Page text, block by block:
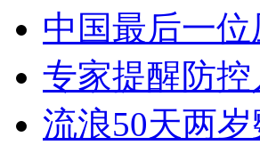
司机酒驾遇交警 急速倒车逃窜
中国最后一
专家提醒防
流浪50天两